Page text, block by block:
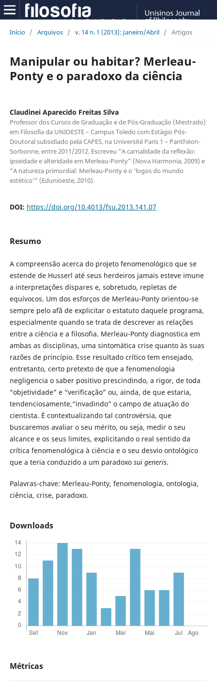
Início / Arquivos / v. 14 n. 1 (2013): Janeiro/Abril / Artigos
Manipular ou habitar? Merleau-
Ponty e o paradoxo da ciência
Claudinei Aparecido Freitas Silva
Professor dos Cursos de Graduação e de Pós-Graduação (Mestrado)
em Filosofia da UNIOESTE – Campus Toledo com Estágio Pós-
Doutoral subsidiado pela CAPES, na Université Paris 1 – Panthéon-
Sorbonne, entre 2011/2012. Escreveu “A carnalidade da reflexão:
ipseidade e alteridade em Merleau-Ponty” (Nova Harmonia, 2009) e
“A natureza primordial: Merleau-Ponty e o ‘logos do mundo
estético’” (Edunioeste, 2010).
DOI: https://doi.org/10.4013/fsu.2013.141.07
Resumo
A compreensão acerca do projeto fenomenológico que se
estende de Husserl até seus herdeiros jamais esteve imune
a interpretações díspares e, sobretudo, repletas de
equívocos. Um dos esforços de Merleau-Ponty orientou-se
sempre pelo afã de explicitar o estatuto daquele programa,
especialmente quando se trata de descrever as relações
entre a ciência e a filosofia. Merleau-Ponty diagnostica em
ambas as disciplinas, uma sintomática crise quanto às suas
razões de princípio. Esse resultado crítico tem ensejado,
entretanto, certo pretexto de que a fenomenologia
negligencia o saber positivo prescindindo, a rigor, de toda
“objetividade” e “verificação” ou, ainda, de que estaria,
tendenciosamente,“invadindo” o campo de atuação do
cientista. É contextualizando tal controvérsia, que
buscaremos avaliar o seu mérito, ou seja, medir o seu
alcance e os seus limites, explicitando o real sentido da
crítica fenomenológica à ciência e o seu desvio ontológico
que a teria conduzido a um paradoxo sui generis.
Palavras-chave: Merleau-Ponty, fenomenologia, ontologia,
ciência, crise, paradoxo.
Downloads
Métricas